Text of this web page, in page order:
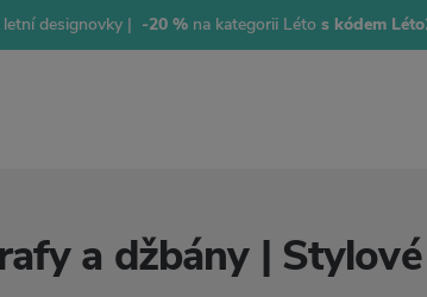
letní designovky | -20 %na kategorii Létos kódem
a džbány |